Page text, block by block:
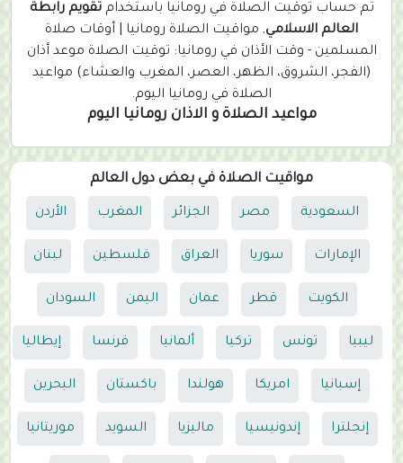
n
تم حساب توقيت الصلاة في رومانيا باستخدامتقويم رابطة
العالم الاسلامي, مواقيت الصلاة رومانيا | أوقات صلاة
المسلمين - وقت الأذان في رومانيا: توقيت الصلاة موعد أذان
(الفجر، الشروق، الظهر، العصر، المغرب والعشاء) مواعيد
الصلاة في رومانيا اليوم.
مواعيد الصلاة و الاذان رومانيا اليوم
مواقيت الصلاة في بعض دول العالم
السعودية مصر الجزائر المغرب الأردن
الإمارات سوريا العراق فلسطين لبنان
الكويت قطر عمان اليمن السودان
ليبيا تونس تركيا ألمانيا فرنسا إيطاليا
إسبانيا امريكا هولندا باكستان البحرين
إنجلترا إندونيسيا ماليزيا السويد موريتانيا